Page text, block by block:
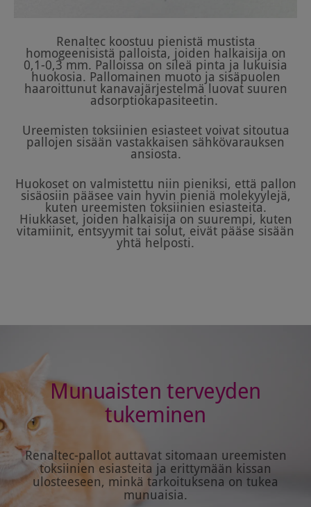
Renaltec koostuu pienistä mustista
homogeenisistä palloista, joiden halkaisija on
0,1-0,3 mm. Palloissa on sileä pinta ja lukuisia
huokosia. Pallomainen muoto ja sisäpuolen
haaroittunut kanavajärjestelmä luovat suuren
adsorptiokapasiteetin.
Ureemisten toksiinien esiasteet voivat sitoutua
pallojen sisään vastakkaisen sähkövarauksen
ansiosta.
Huokoset on valmistettu niin pieniksi, että pallon
sisäosiin pääsee vain hyvin pieniä molekyylejä,
kuten ureemisten toksiinien esiasteita.
Hiukkaset, joiden halkaisija on suurempi, kuten
vitamiinit, entsyymit tai solut, eivät pääse sisään
yhtä helposti.
Munuaisten terveyden
tukeminen
Renaltec-pallot auttavat sitomaan ureemisten
toksiinien esiasteita ja erittymään kissan
ulosteeseen, minkä tarkoituksena on tukea
munuaisia.